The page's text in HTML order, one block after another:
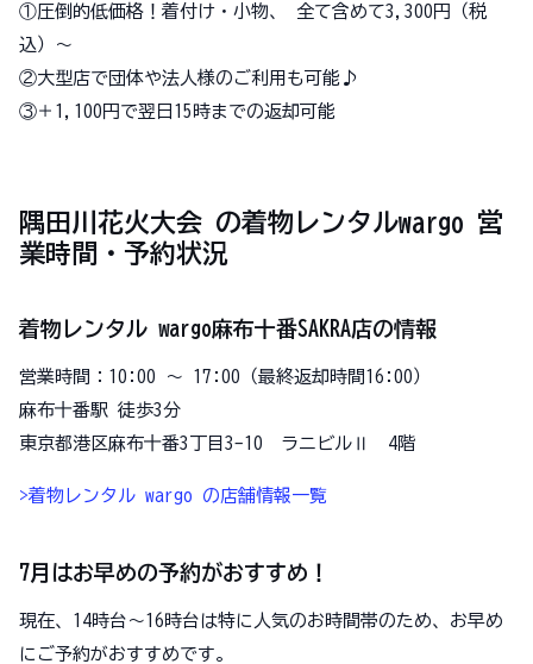
①圧倒的低価格！着付け・小物、 全て含めて3,300円（税
込）〜
②大型店で団体や法人様のご利用も可能♪
③＋1,100円で翌日15時までの返却可能
隅田川花火大会 の着物レンタルwargo 営
業時間・予約状況
着物レンタル wargo麻布十番SAKRA店の情報
営業時間：10:00 〜 17:00（最終返却時間16:00）
麻布十番駅 徒歩3分
東京都港区麻布十番3丁目3-10 ラニビルⅡ 4階
>着物レンタル wargo の店舗情報一覧
7月はお早めの予約がおすすめ！
現在、14時台～16時台は特に人気のお時間帯のため、お早め
にご予約がおすすめです。